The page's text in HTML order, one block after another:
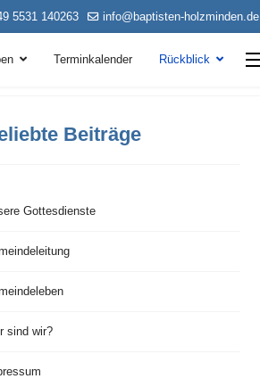
5531 140263 info@baptisten-holzminden.de
Terminkalender Rückblick
Beiträge
Gottesdienste
sind wir?